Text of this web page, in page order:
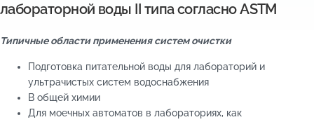
лабораторной воды II типа согласно ASTM
Типичные области применения систем очистки
Подготовка питательной воды для лабораторий и
ультрачистых систем водоснабжения
В общей химии
Для моечных автоматов в лабораториях, как